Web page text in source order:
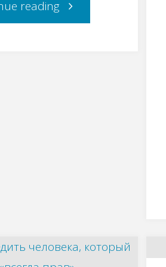
reading"Сeмь